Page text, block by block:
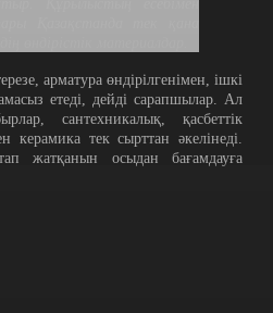
арматура өндірілгенімен, ішкі
етеді, дейді сарапшылар. Ал
сантехникалық, қасбеттік
тек сырттан әкелінеді.
жатқанын осыдан бағамдауға